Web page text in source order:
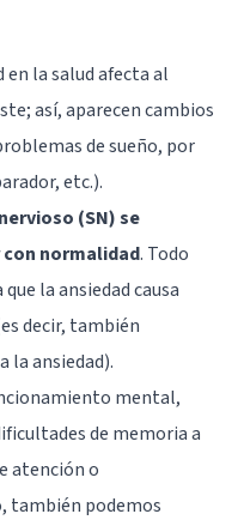
en la salud afecta al
así, aparecen cambios
de sueño, por
etc.).
(SN) se
normalidad. Todo
la ansiedad causa
decir, también
la ansiedad).
mental,
de memoria a
atención o
también podemos